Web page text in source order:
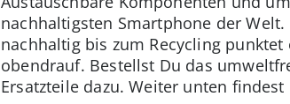
nachhaltigsten Smartphone der
nachhaltig bis zum Recycling
obendrauf. Bestellst Du das
Ersatzteile dazu. Weiter unten